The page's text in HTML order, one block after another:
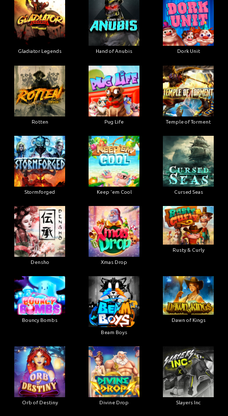
Gladiator Legends Hand of Anubis Dork Unit
Rotten Pug Life Temple of Torment
Stormforged Keep 'em Cool Cursed Seas
Densho Xmas Drop
Rusty & Curly
Bouncy Bombs
Beam Boys
Dawn of Kings
Orb of Destiny Divine Drop Slayers Inc